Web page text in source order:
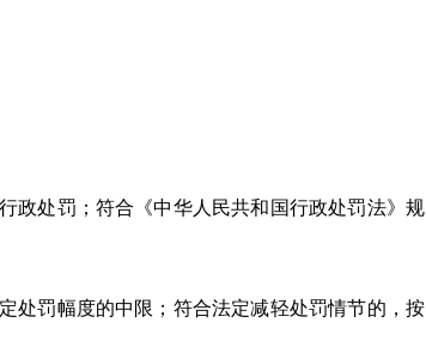
处罚；符合《中华人民共和国行政处罚法》规
罚幅度的中限；符合法定减轻处罚情节的，按